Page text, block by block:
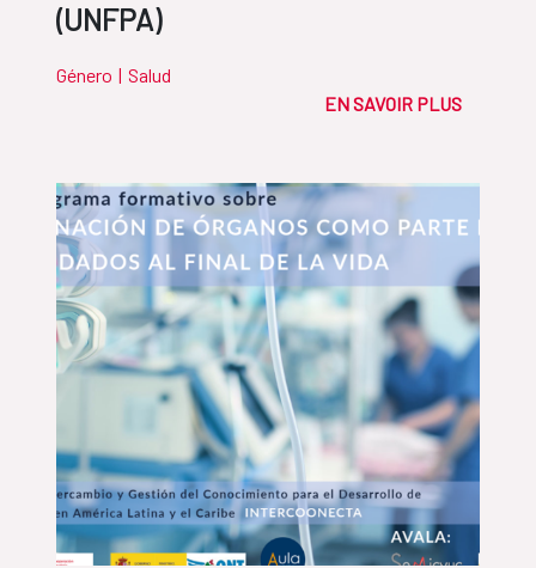
(UNFPA)
Género | Salud
EN SAVOIR PLUS